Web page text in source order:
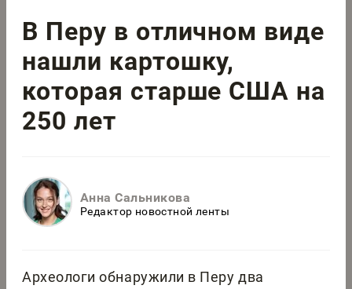
В Перу в отличном виде
нашли картошку,
которая старше США на
250 лет
Анна Сальникова
Редактор новостной ленты
Археологи обнаружили в Перу два